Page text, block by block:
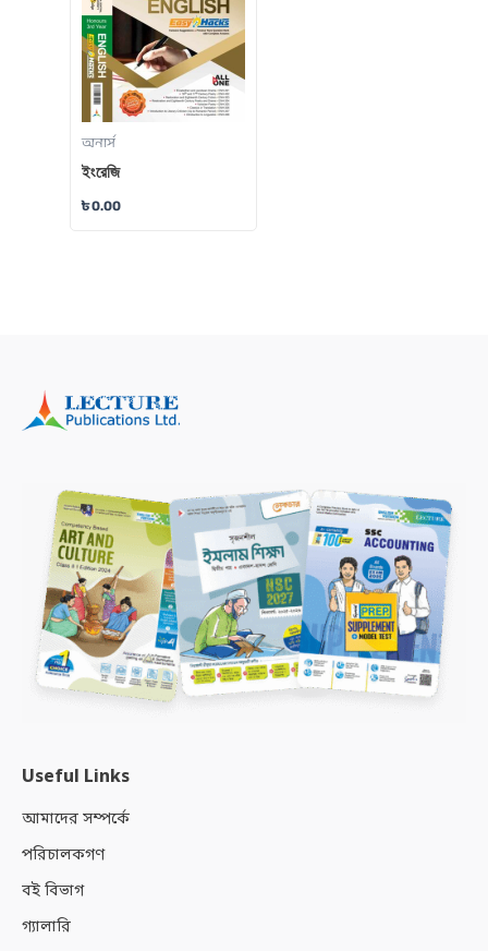
অনার্স
ইংরেজি
৳0.00
Useful Links
আমাদের সম্পর্কে
পরিচালকগণ
বই বিভাগ
গ্যালারি